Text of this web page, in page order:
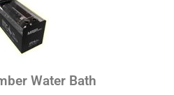
Water Bath